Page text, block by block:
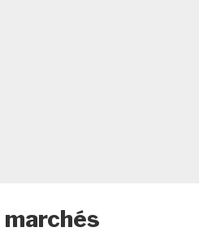
marchés